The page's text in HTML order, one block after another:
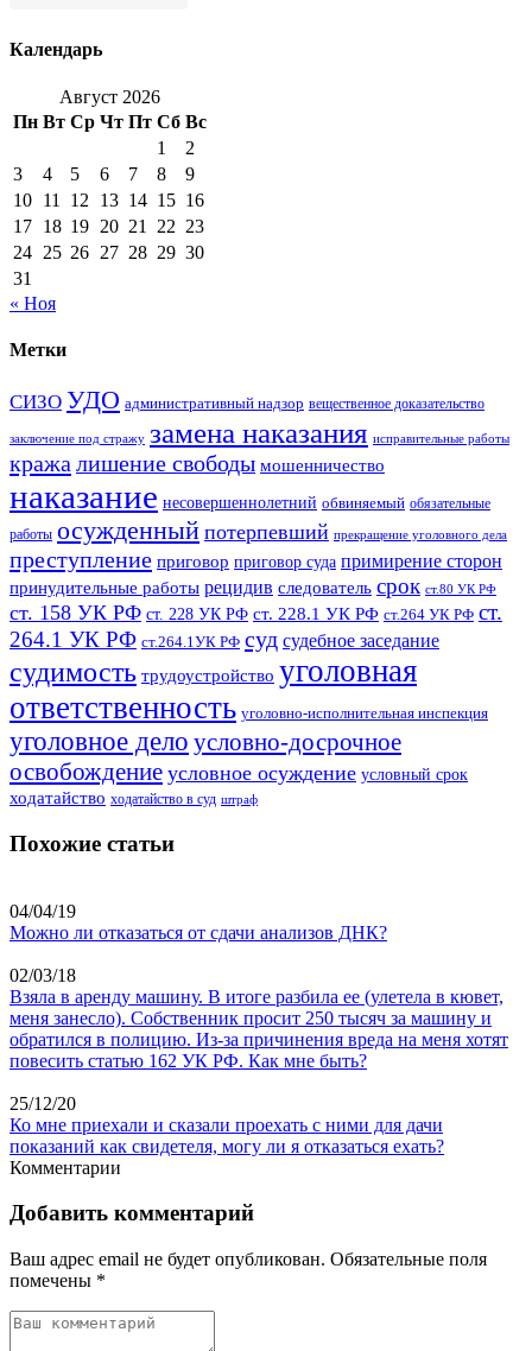
Календарь
Август 2026
Пн Вт Ср Чт Пт Сб Вс
1
2
3
4 5 6 7 8
9
10 11 12 13 14 15 16
17 18 19 20 21 22 23
24 25 26 27 28 29 30
31
« Ноя
Метки
СИЗО УДО административный надзор вещественное доказательство
заключение под стражу замена наказания исправительные работы
кража лишение свободы мошенничество
наказание несовершеннолетний обвиняемый обязательные
работы осужденный потерпевший прекращение уголовного дела
преступление приговор приговор суда примирение сторон
принудительные работы рецидив следователь срок ст.80 УК РФ
ст. 158 УК РФ ст. 228 УК РФ ст. 228.1 УК РФ ст.264 УК РФ ст.
264.1 УК РФ ст.264.1УК РФ суд судебное заседание
судимость трудоустройство уголовная
ответственность уголовно-исполнительная инспекция
уголовное дело условно-досрочное
освобождение условное осуждение условный срок
ходатайство ходатайство в суд штраф
Похожие статьи
04/04/19
Можно ли отказаться от сдачи анализов ДНК?
02/03/18
Взяла в аренду машину. В итоге разбила ее (улетела в кювет,
меня занесло). Собственник просит 250 тысяч за машину и
обратился в полицию. Из-за причинения вреда на меня хотят
повесить статью 162 УК РФ. Как мне быть?
25/12/20
Ко мне приехали и сказали проехать с ними для дачи
показаний как свидетеля, могу ли я отказаться ехать?
Комментарии
Добавить комментарий
Ваш адрес email не будет опубликован. Обязательные поля
помечены *